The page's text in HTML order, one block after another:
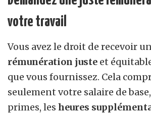
votre travail
Vous avez le droit de recevoir
rémunération juste et
que vous fournissez. Cela
seulement votre salaire de
primes, les heures